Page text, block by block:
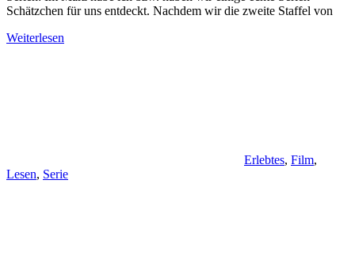
Schätzchen für uns entdeckt. Nachdem wir die zweite Staffel von
Weiterlesen
Erlebtes, Film,
Lesen, Serie